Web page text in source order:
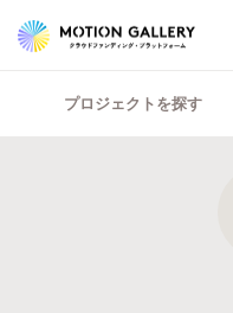
プロジェクトを探す